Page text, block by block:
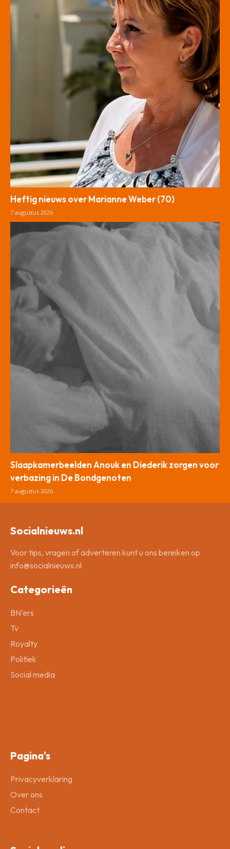
Heftig nieuws over Marianne Weber (70)
7 augustus 2026
Slaapkamerbeelden Anouk en Diederik zorgen voor
verbazing in De Bondgenoten
7 augustus 2026
Socialnieuws.nl
Voor tips, vragen of adverteren kunt u ons bereiken op
info@socialnieuws.nl
Categorieën
BN’ers
Tv
Royalty
Politiek
Social media
Pagina's
Privacyverklaring
Over ons
Contact